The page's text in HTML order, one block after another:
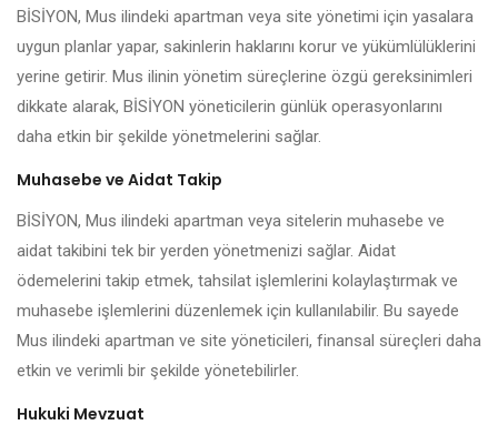
BİSİYON, Mus ilindeki apartman veya site yönetimi için yasalara
uygun planlar yapar, sakinlerin haklarını korur ve yükümlülüklerini
yerine getirir. Mus ilinin yönetim süreçlerine özgü gereksinimleri
dikkate alarak, BİSİYON yöneticilerin günlük operasyonlarını
daha etkin bir şekilde yönetmelerini sağlar.
Muhasebe ve Aidat Takip
BİSİYON, Mus ilindeki apartman veya sitelerin muhasebe ve
aidat takibini tek bir yerden yönetmenizi sağlar. Aidat
ödemelerini takip etmek, tahsilat işlemlerini kolaylaştırmak ve
muhasebe işlemlerini düzenlemek için kullanılabilir. Bu sayede
Mus ilindeki apartman ve site yöneticileri, finansal süreçleri daha
etkin ve verimli bir şekilde yönetebilirler.
Hukuki Mevzuat